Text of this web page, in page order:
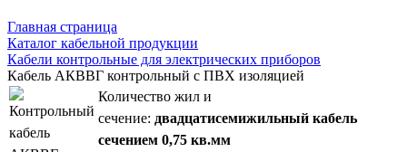
Главная страница
Каталог кабельной продукции
Кабели контрольные для электрических приборов
Кабель АКВВГ контрольный с ПВХ изоляцией
Количество жил и
сечение: двадцатисемижильный кабель
сечением 0,75 кв.мм